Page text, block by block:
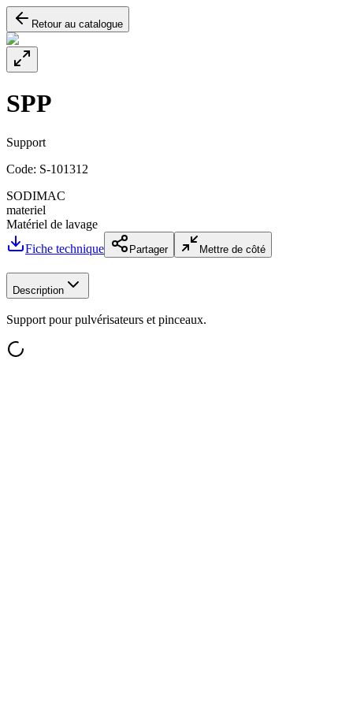
Retour au catalogue
SPP
Support
Code: S-101312
SODIMAC
materiel
Matériel de lavage
Fiche technique
Partager Mettre de côté
Description
Support pour pulvérisateurs et pinceaux.